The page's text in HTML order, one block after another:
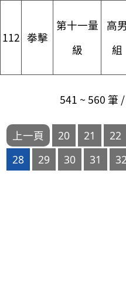
112 拳擊
第十一量
級
高男
組
541 ~ 560 筆